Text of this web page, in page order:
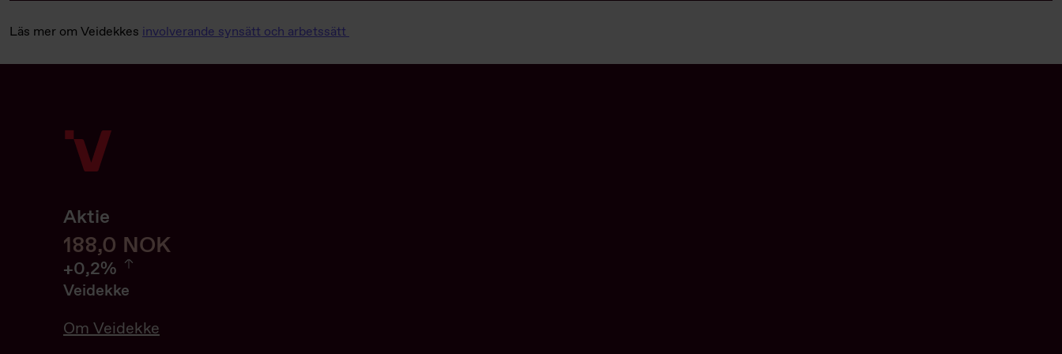
Läs mer om Veidekkes involverande synsätt och arbetssätt
Aktie
188,0 NOK188
+0,2%
0.21%
Veidekke
Om Veidekke